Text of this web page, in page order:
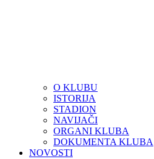
O KLUBU
ISTORIJA
STADION
NAVIJAČI
ORGANI KLUBA
DOKUMENTA KLUBA
NOVOSTI